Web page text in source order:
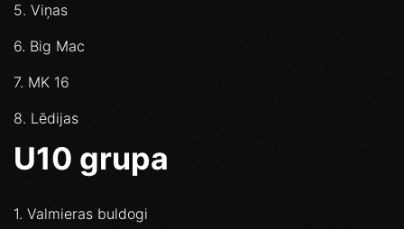
5. Viņas
6. Big Mac
7. MK 16
8. Lēdijas
U10 grupa
1. Valmieras buldogi